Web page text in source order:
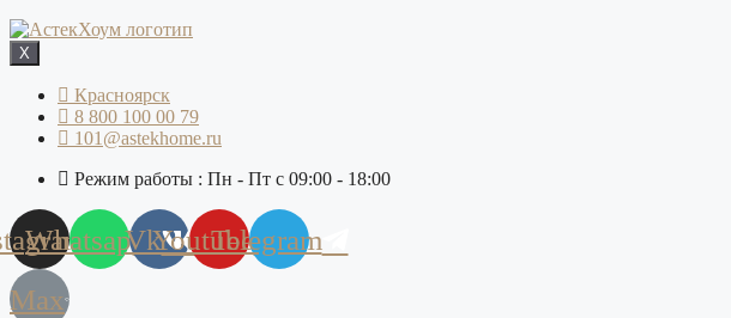
X
Красноярск
8 800 100 00 79
101@astekhome.ru
Режим работы : Пн - Пт с 09:00 - 18:00
Whatsapp
VkYoutubeTelegram
Max